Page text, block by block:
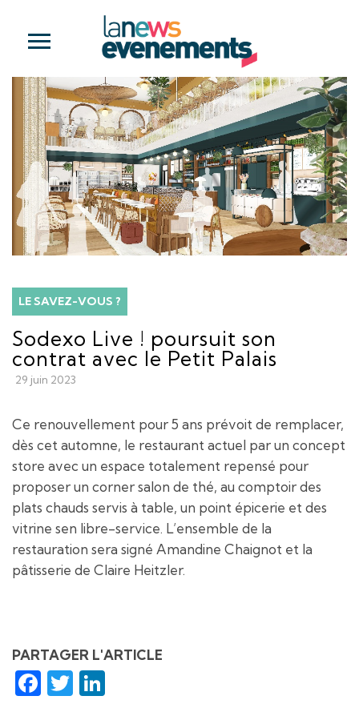
LE SAVEZ-VOUS ?
Sodexo Live ! poursuit son
contrat avec le Petit Palais
29 juin 2023
Ce renouvellement pour 5 ans prévoit de remplacer,
dès cet automne, le restaurant actuel par un concept
store avec un espace totalement repensé pour
proposer un corner salon de thé, au comptoir des
plats chauds servis à table, un point épicerie et des
vitrine sen libre-service. L’ensemble de la
restauration sera signé Amandine Chaignot et la
pâtisserie de Claire Heitzler.
PARTAGER L'ARTICLE
Facebook
Twitter